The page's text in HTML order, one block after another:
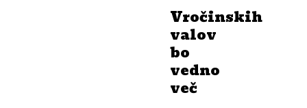
Vročinskih
valov
bo
vedno
več